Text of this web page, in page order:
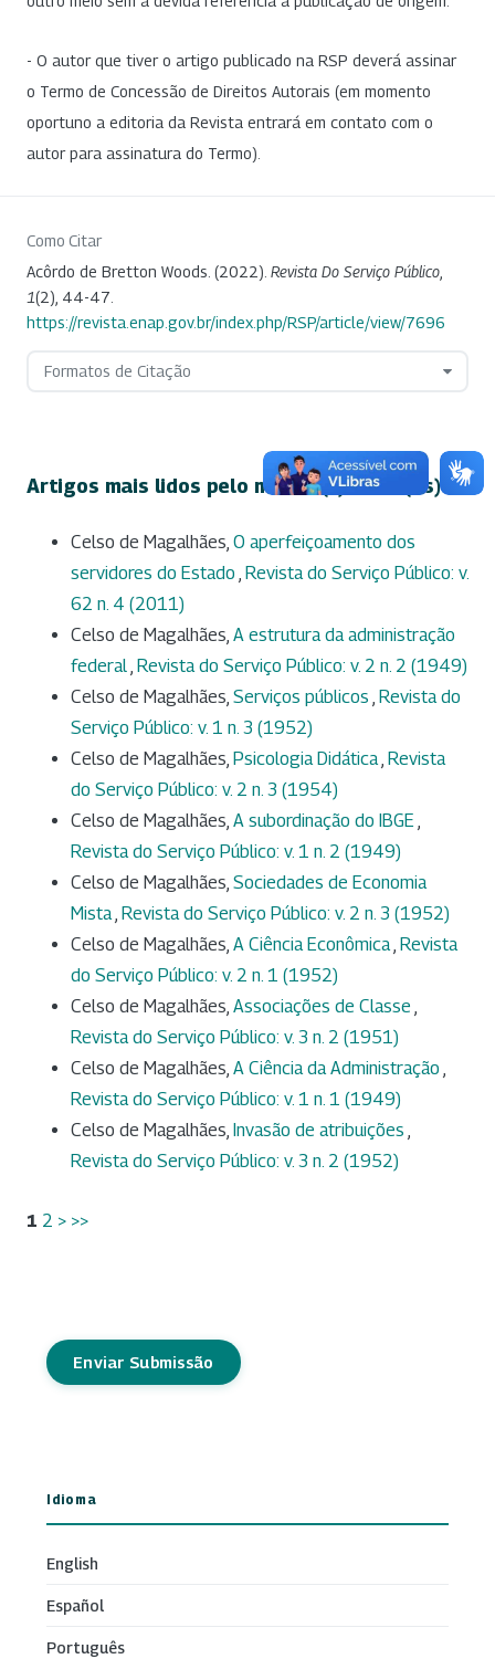
- O autor que tiver o artigo publicado na RSP deverá assinar
o Termo de Concessão de Direitos Autorais (em momento
oportuno a editoria da Revista entrará em contato com o
autor para assinatura do Termo).
Como Citar
Acôrdo de Bretton Woods. (2022). Revista Do Serviço Público
1(2), 44-47.
https://revista.enap.gov.br/index.php/RSP/article/view/7696
Formatos de Citação
Artigos mais lidos pelo mesmo(s) autor(es)
Celso de Magalhães, O aperfeiçoamento dos
servidores do Estado , Revista do Serviço Público: v.
62 n. 4 (2011)
Celso de Magalhães, A estrutura da administração
federal, Revista do Serviço Público: v. 2 n. 2 (1949)
Celso de Magalhães, Serviços públicos , Revista do
Serviço Público: v. 1 n. 3 (1952)
Celso de Magalhães, Psicologia Didática, Revista
do Serviço Público: v. 2 n. 3 (1954)
Celso de Magalhães, A subordinação do IBGE ,
Revista do Serviço Público: v. 1 n. 2 (1949)
Celso de Magalhães, Sociedades de Economia
Mista, Revista do Serviço Público: v. 2 n. 3 (1952)
Celso de Magalhães, A Ciência Econômica, Revista
do Serviço Público: v. 2 n. 1 (1952)
Celso de Magalhães, Associações de Classe ,
Revista do Serviço Público: v. 3 n. 2 (1951)
Celso de Magalhães, A Ciência da Administração ,
Revista do Serviço Público: v. 1 n. 1 (1949)
Celso de Magalhães, Invasão de atribuições ,
Revista do Serviço Público: v. 3 n. 2 (1952)
1 2 > >>
Enviar Submissão
Idioma
English
Español
Português